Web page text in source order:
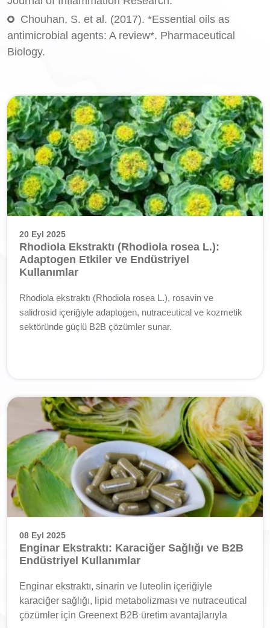
Chouhan, S. et al. (2017). *Essential oils as
antimicrobial agents: A review*. Pharmaceutical
Biology.
20 Eyl 2025
Rhodiola Ekstraktı (Rhodiola rosea L.):
Adaptogen Etkiler ve Endüstriyel
Kullanımlar
Rhodiola ekstraktı (Rhodiola rosea L.), rosavin ve
salidrosid içeriğiyle adaptogen, nutraceutical ve kozmetik
sektöründe güçlü B2B çözümler sunar.
08 Eyl 2025
Enginar Ekstraktı: Karaciğer Sağlığı ve B2B
Endüstriyel Kullanımlar
Enginar ekstraktı, sinarin ve luteolin içeriğiyle
karaciğer sağlığı, lipid metabolizması ve nutraceutical
çözümler için Greenext B2B üretim avantajlarıyla